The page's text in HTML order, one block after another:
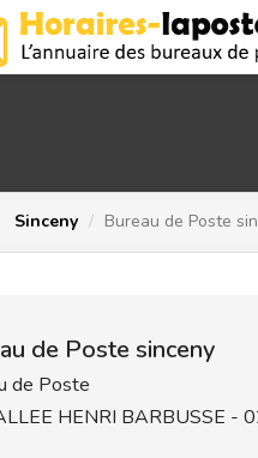
Sinceny Bureau de Poste
de Poste sinceny
de Poste
HENRI BARBUSSE -